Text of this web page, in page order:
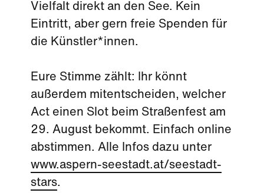
Vielfalt direkt an den See. Kein
Eintritt, aber gern freie Spenden für
die Künstler*innen.
Eure Stimme zählt: Ihr könnt
außerdem mitentscheiden, welcher
Act einen Slot beim Straßenfest am
29. August bekommt. Einfach online
abstimmen. Alle Infos dazu unter
www.aspern-seestadt.at/seestadt-
stars.